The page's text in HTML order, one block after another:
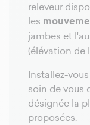
releveur
les
jambes et
(élévation de
Installez-
soin de vous
désignée la
proposées.